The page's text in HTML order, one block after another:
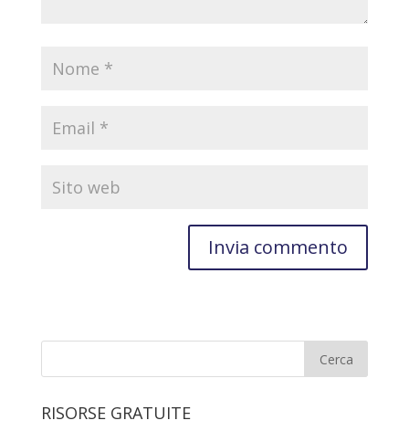
RISORSE GRATUITE